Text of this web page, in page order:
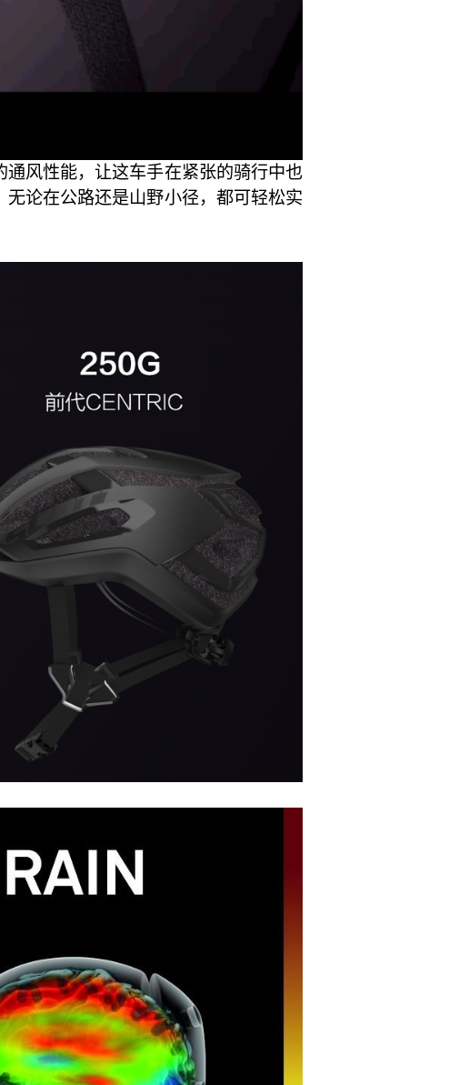
风性能，让这车手在紧张的骑行中也
论在公路还是山野小径，都可轻松实